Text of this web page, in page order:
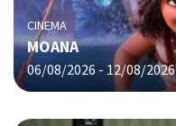
CINEMA
MOANA
06/08/2026 - 12/08/2026